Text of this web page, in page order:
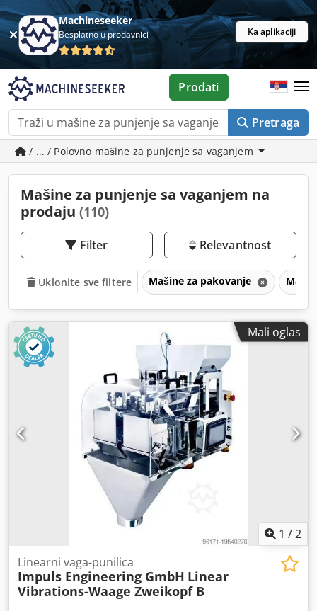
Machineseeker
Besplatno u prodavnici Ka aplikaciji
Pretraga
Prodati
/ ... / Polovno mašine za punjenje sa vaganjem
Mašine za punjenje sa vaganjem na
prodaju (110)
Filter Relevantnost
Uklonite sve filtere Mašine za pakovanje
Mali oglas
1 /2
Linearni vaga-punilica
Impuls Engineering GmbH Linear
Vibrations-Waage Zweikopf B